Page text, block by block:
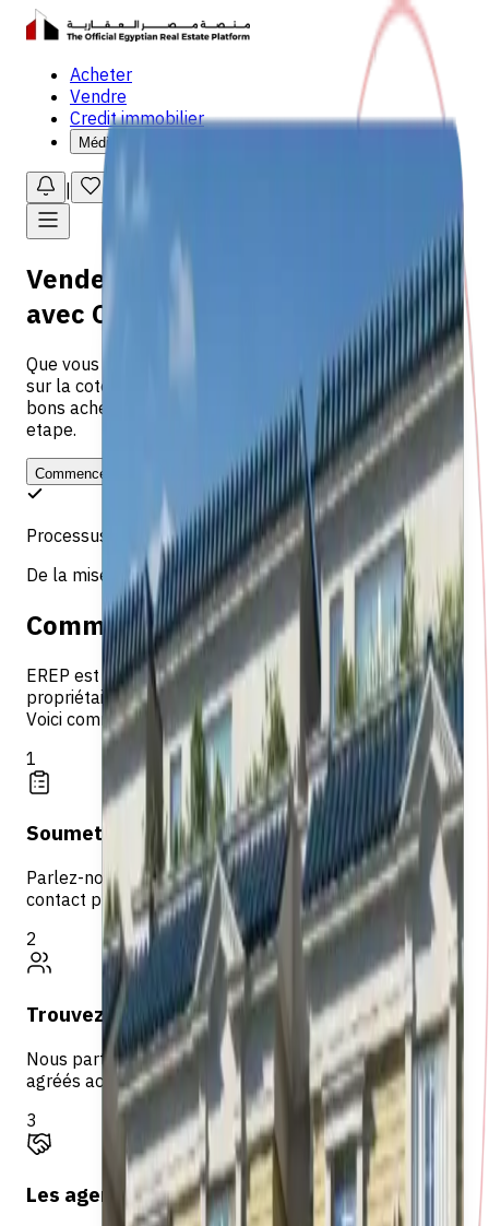
Acheter
Vendre
Credit immobilier
Médiathèque
Vendez votre bien
avec Confiance
Que vous vendiez un appartement au Caire ou une villa
sur la cote, nous vous mettons en relation avec les
bons acheteurs et vous accompagnons a chaque
etape.
Commencer
Processus fluide
De la mise en annonce a la conclusion
Comment ca fonctionne
EREP est une place de marché qui connecte les
propriétaires avec des agents vérifiés sur Egypt MLS.
Voici comment cela fonctionne.
1
Soumettez vos informations
Parlez-nous de votre propriété et de votre méthode de
contact préférée.
2
Trouvez des agents vérifiés
Nous partageons vos coordonnées avec des agents
agréés actifs dans votre région sur Egypt MLS.
3
Les agents vous contactent